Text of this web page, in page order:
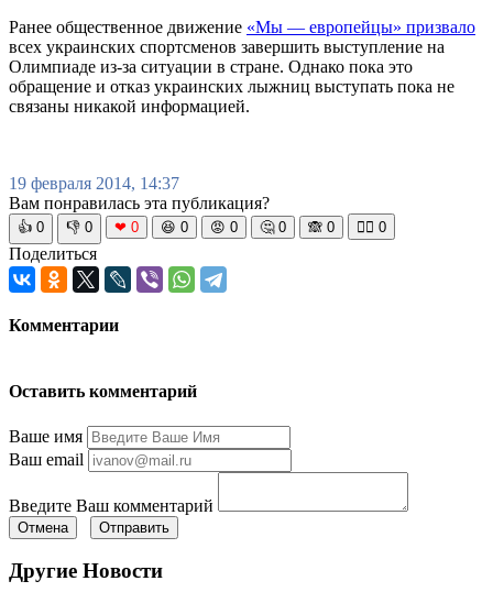
Ранее общественное движение «Мы — европейцы» призвало
всех украинских спортсменов завершить выступление на
Олимпиаде из-за ситуации в стране. Однако пока это
обращение и отказ украинских лыжниц выступать пока не
связаны никакой информацией.
19 февраля 2014, 14:37
Вам понравилась эта публикация?
👍 0 👎 0 ❤ 0 😆 0 😡 0 🤔 0 🙈 0 🧘‍♀️ 0
Поделиться
Комментарии
Оставить комментарий
Ваше имя
Ваш email
Введите Ваш комментарий
Отмена Отправить
Другие Новости